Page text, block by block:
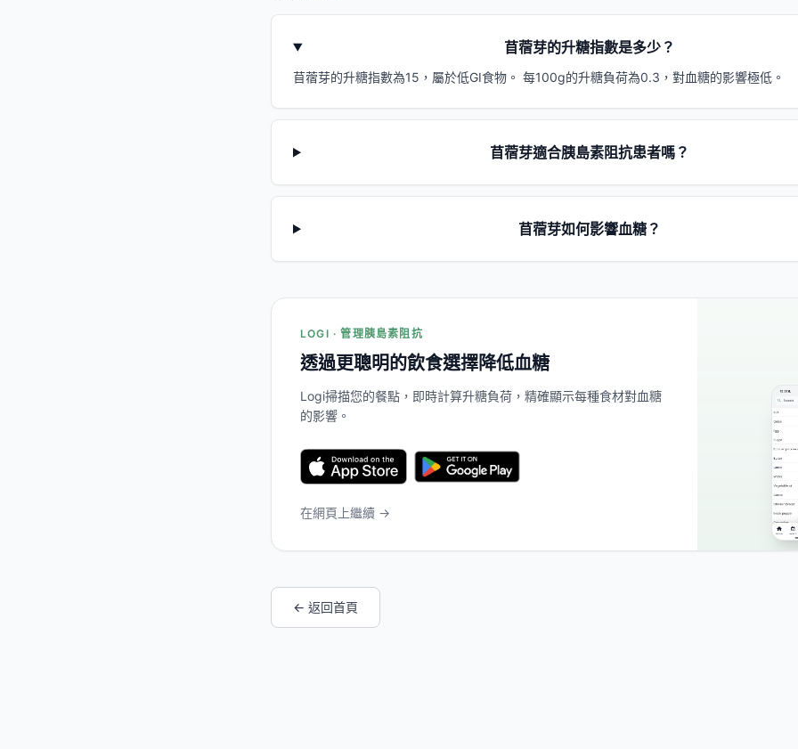
苜蓿芽的升糖指數是多少？
苜蓿芽的升糖指數為15，屬於低GI食物。 每100g的升糖負荷為0.3，對血糖的影響極低。
苜蓿芽適合胰島素阻抗患者嗎？
苜蓿芽如何影響血糖？
LOGI · 管理胰島素阻抗
透過更聰明的飲食選擇降低血糖
Logi掃描您的餐點，即時計算升糖負荷，精確顯示每種食材對血糖
的影響。
在網頁上繼續 →
← 返回首頁